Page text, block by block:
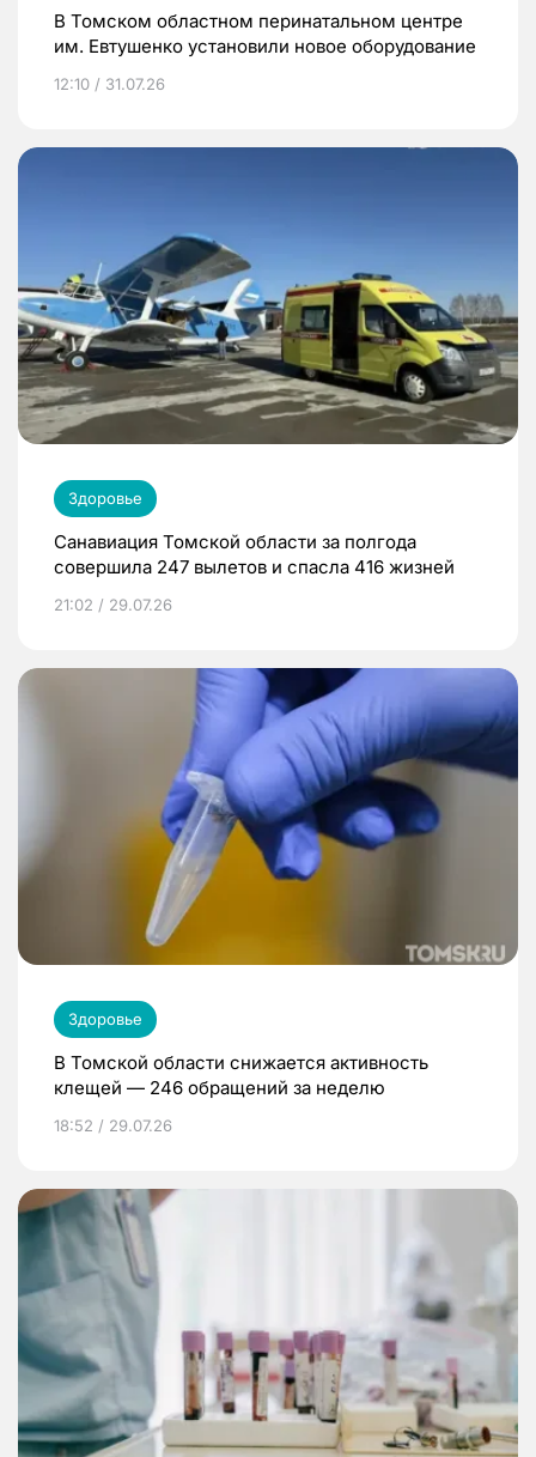
В Томском областном перинатальном центре
им. Евтушенко установили новое оборудование
12:10 / 31.07.26
Здоровье
Санавиация Томской области за полгода
совершила 247 вылетов и спасла 416 жизней
21:02 / 29.07.26
Здоровье
В Томской области снижается активность
клещей — 246 обращений за неделю
18:52 / 29.07.26